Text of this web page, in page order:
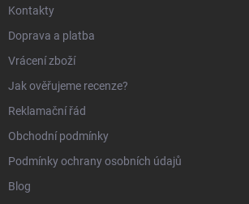
Kontakty
Doprava a platba
Vrácení zboží
Jak ověřujeme recenze?
Reklamační řád
Obchodní podmínky
Podmínky ochrany osobních údajů
Blog